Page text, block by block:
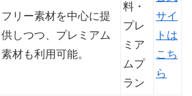
フリー素材を中心に提
供しつつ、プレミアム
素材も利用可能。
料・
プレ
ミア
ムプ
ラン
サイ
トは
こち
ら